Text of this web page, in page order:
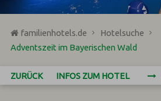
familienhotels.de
Hotelsuche
Adventszeit im Bayerischen Wald
ZURÜCK INFOS ZUM HOTEL